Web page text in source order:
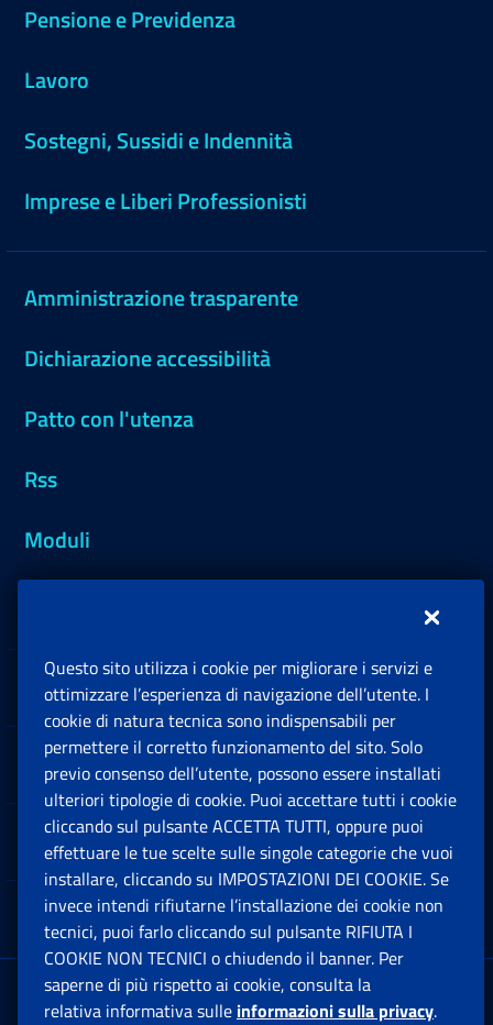
Pensione e Previdenza
Lavoro
Sostegni, Sussidi e Indennità
Imprese e Liberi Professionisti
Amministrazione trasparente
Dichiarazione accessibilità
Patto con l'utenza
Rss
Moduli
Sedi e Contatti
Software
Note Legali
App mobile
Sede Legale : Via Ciro il Grande, 21
Questo sito utilizza i cookie per migliorare i servizi e
ottimizzare l’esperienza di navigazione dell’utente. I
cookie di natura tecnica sono indispensabili per
permettere il corretto funzionamento del sito. Solo
previo consenso dell’utente, possono essere installati
ulteriori tipologie di cookie. Puoi accettare tutti i cookie
cliccando sul pulsante ACCETTA TUTTI, oppure puoi
effettuare le tue scelte sulle singole categorie che vuoi
installare, cliccando su IMPOSTAZIONI DEI COOKIE. Se
invece intendi rifiutarne l’installazione dei cookie non
tecnici, puoi farlo cliccando sul pulsante RIFIUTA I
COOKIE NON TECNICI o chiudendo il banner. Per
saperne di più rispetto ai cookie, consulta la
relativa informativa sulle informazioni sulla privacy.